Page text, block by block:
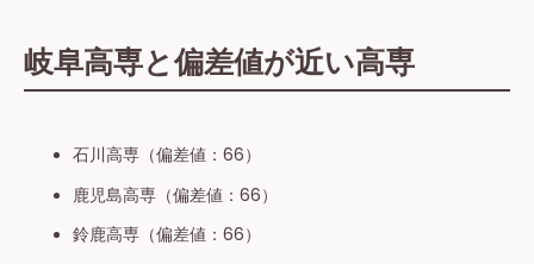
岐阜高専と偏差値が近い高専
石川高専（偏差値：66）
鹿児島高専（偏差値：66）
鈴鹿高専（偏差値：66）